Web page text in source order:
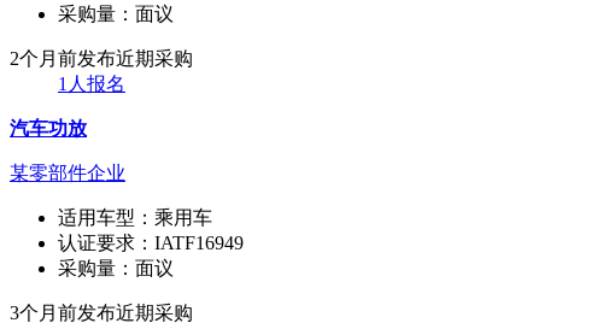
采购量： 面议
2个月前发布近期采购
1人报名
汽车功放
某零部件企业
适用车型： 乘用车
认证要求： IATF16949
采购量： 面议
3个月前发布近期采购